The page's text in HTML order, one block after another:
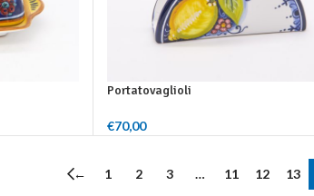
Portatovaglioli
€70,00
← 1 2 3 … 11 12 13